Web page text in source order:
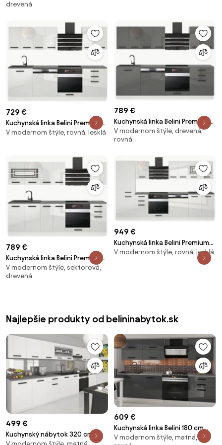
pracovnou doskou EMILY
drevená
729 €
Kuchynská linka Belini Premium
Full Version 240 cm biely lesk s
V modernom štýle, rovná, lesklá
789 €
Kuchynská linka Belini Premium
Full Version 240 cm šedý lesk s
pracovnou doskou SUSAN
V modernom štýle, drevená,
rovná
789 €
Kuchynská linka Belini Premium
Full Version 240 cm biely lesk s
V modernom štýle, sektorová,
drevená
949 €
Kuchynská linka Belini Premium
Full Version 300 cm biely lesk s
V modernom štýle, rovná, lesklá
Najlepšie produkty od belininabytok.sk
499 €
Kuchynský nábytok 320 cm
609 €
Kuchynská linka Belini 180 cm
šedý lesk / šedý mat s
V modernom štýle, matná,